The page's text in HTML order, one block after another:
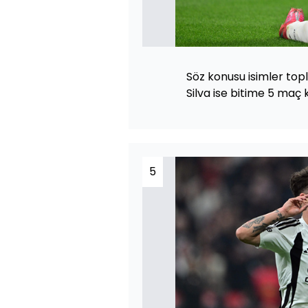
Söz konusu isimler
Silva ise bitime 5 maç
5